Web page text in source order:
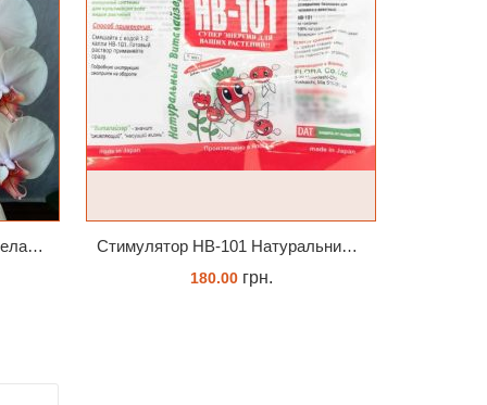
Phal. Jinbao Venus Леді Мармелад 1.7 (торфстакан) Стимулятор HB-101 Натуральний віталайзер 6 мл
180.00грн.